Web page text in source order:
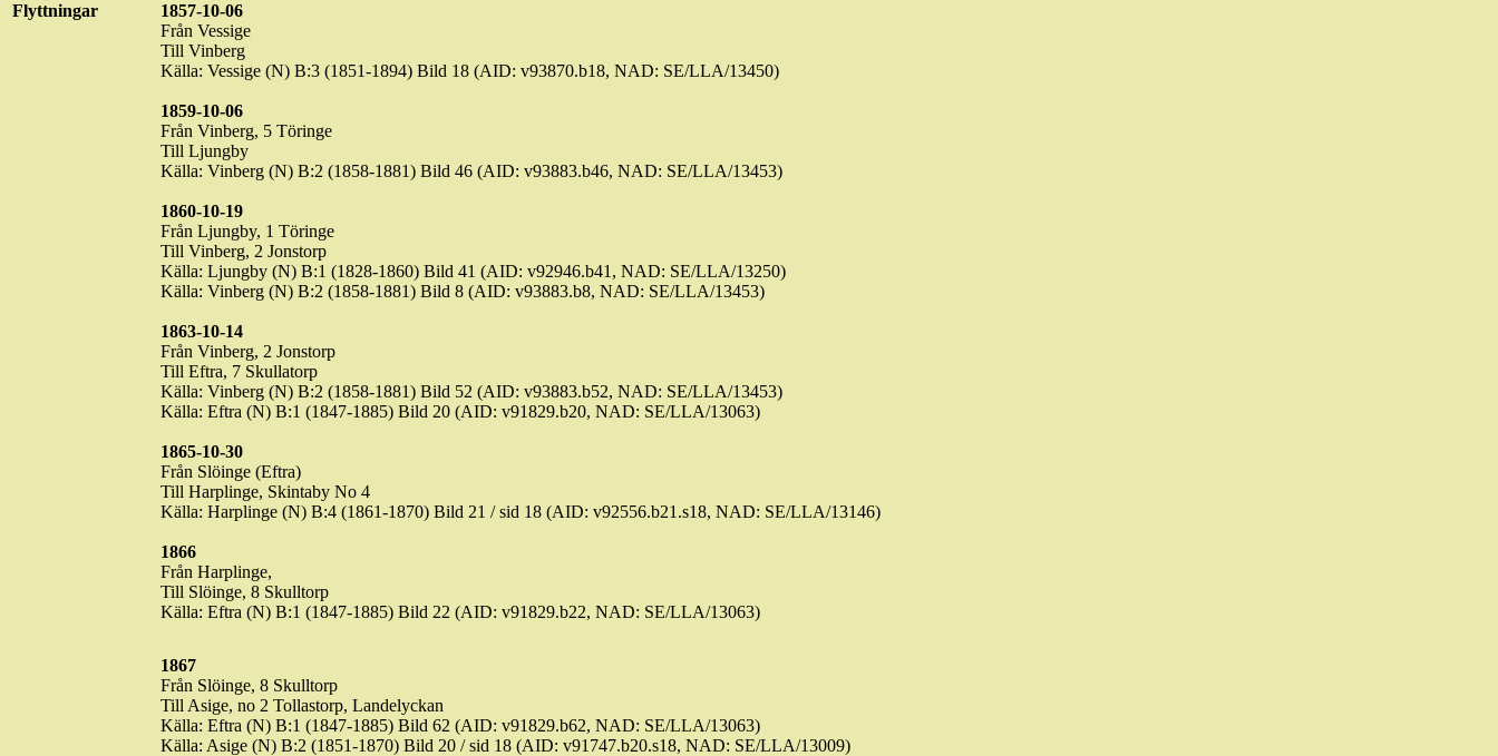
Flyttningar
1857-10-06
Från Vessige
Till Vinberg
Källa: Vessige (N) B:3 (1851-1894) Bild 18 (AID: v93870.b18, NAD: SE/LLA/13450)
1859-10-06
Från Vinberg, 5 Töringe
Till Ljungby
Källa: Vinberg (N) B:2 (1858-1881) Bild 46 (AID: v93883.b46, NAD: SE/LLA/13453)
1860-10-19
Från Ljungby, 1 Töringe
Till Vinberg, 2 Jonstorp
Källa: Ljungby (N) B:1 (1828-1860) Bild 41 (AID: v92946.b41, NAD: SE/LLA/13250)
Källa: Vinberg (N) B:2 (1858-1881) Bild 8 (AID: v93883.b8, NAD: SE/LLA/13453)
1863-10-14
Från Vinberg, 2 Jonstorp
Till Eftra, 7 Skullatorp
Källa: Vinberg (N) B:2 (1858-1881) Bild 52 (AID: v93883.b52, NAD: SE/LLA/13453)
Källa: Eftra (N) B:1 (1847-1885) Bild 20 (AID: v91829.b20, NAD: SE/LLA/13063)
1865-10-30
Från Slöinge (Eftra)
Till Harplinge, Skintaby No 4
Källa: Harplinge (N) B:4 (1861-1870) Bild 21 / sid 18 (AID: v92556.b21.s18, NAD: SE/LLA/13146)
1866
Från Harplinge,
Till Slöinge, 8 Skulltorp
Källa: Eftra (N) B:1 (1847-1885) Bild 22 (AID: v91829.b22, NAD: SE/LLA/13063)
1867
Från Slöinge, 8 Skulltorp
Till Asige, no 2 Tollastorp, Landelyckan
Källa: Eftra (N) B:1 (1847-1885) Bild 62 (AID: v91829.b62, NAD: SE/LLA/13063)
Källa: Asige (N) B:2 (1851-1870) Bild 20 / sid 18 (AID: v91747.b20.s18, NAD: SE/LLA/13009)